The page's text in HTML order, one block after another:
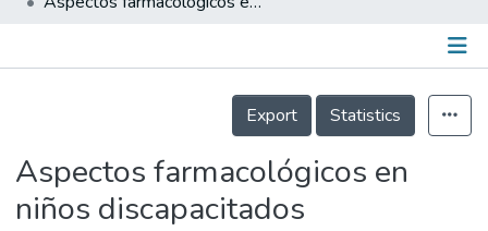
People
Información de la Publicación
Export
Statistics
Aspectos farmacológicos en
niños discapacitados